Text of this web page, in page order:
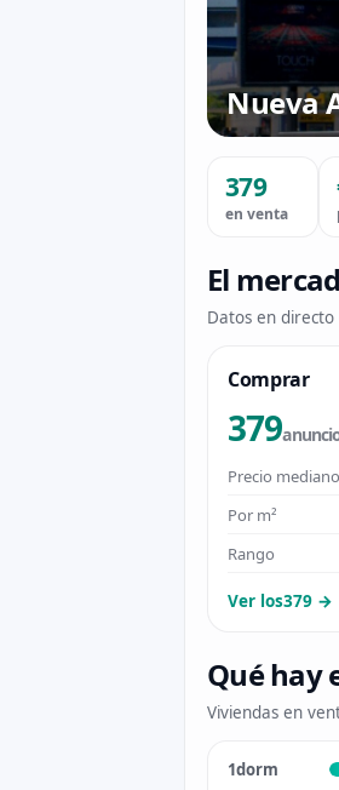
Nueva
379
en venta
El
Datos en
Comprar
379
Precio mediano
Por m²
Rango
Ver los379 →
Qué hay
Viviendas en
1dorm